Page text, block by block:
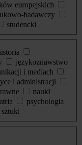
europejskich
badawczy
studencki
językoznawstwo
i mediach
i administracji
nauki
psychologia